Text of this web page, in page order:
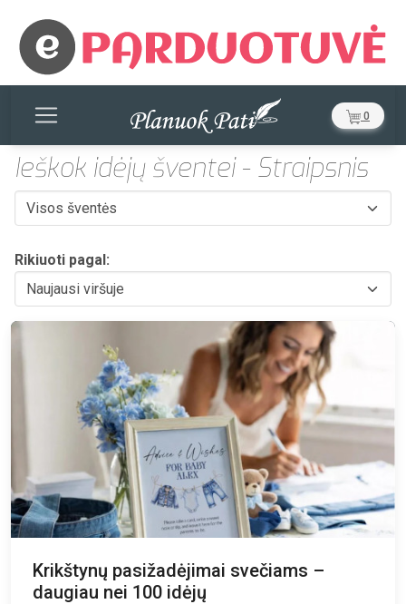
0
Ieškok idėjų šventei - Straipsnis
Rikiuoti pagal:
Krikštynų pasižadėjimai svečiams –
daugiau nei 100 idėjų